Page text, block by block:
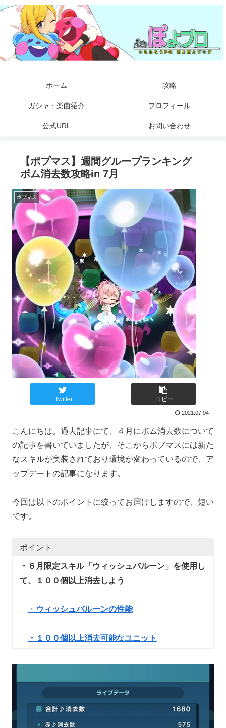
ホーム 攻略
ガシャ・楽曲紹介 プロフィール
公式URL お問い合わせ
【ポプマス】週間グループランキング
ボム消去数攻略in 7月
ポプマス
Twitter コピー
2021.07.04
こんにちは。過去記事にて、４月にボム消去数について
の記事を書いていましたが、そこからポプマスには新た
なスキルが実装されており環境が変わっているので、ア
ップデートの記事になります。
今回は以下のポイントに絞ってお届けしますので、短い
です。
ポイント
・６月限定スキル「ウィッシュバルーン」を使用し
て、１００個以上消去しよう
・ ウィッシュバルーンの性能
・１００個以上消去可能なユニット